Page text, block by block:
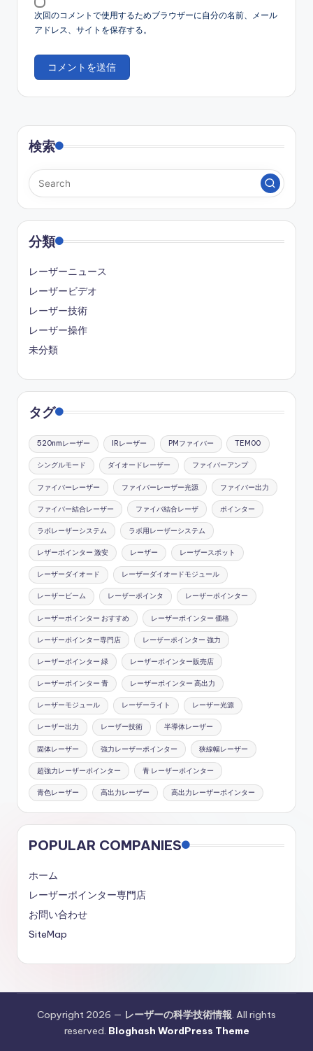
次回のコメントで使用するためブラウザーに自分の名前、メール
アドレス、サイトを保存する。
検索
分類
レーザーニュース
レーザービデオ
レーザー技術
レーザー操作
未分類
タグ
520nmレーザー IRレーザー PMファイバー TEM00
シングルモード ダイオードレーザー ファイバーアンプ
ファイバーレーザー ファイバーレーザー光源 ファイバー出力
ファイバー結合レーザー ファイバ結合レーザ ポインター
ラボレーザーシステム ラボ用レーザーシステム
レザーポインター 激安 レーザー レーザースポット
レーザーダイオード レーザーダイオードモジュール
レーザービーム レーザーポインタ レーザーポインター
レーザーポインター おすすめ レーザーポインター 価格
レーザーポインター専門店 レーザーポインター 強力
レーザーポインター 緑 レーザーポインター販売店
レーザーポインター 青 レーザーポインター 高出力
レーザーモジュール レーザーライト レーザー光源
レーザー出力 レーザー技術 半導体レーザー
固体レーザー 強力レーザーポインター 狭線幅レーザー
超強力レーザーポインター 青 レーザーポインター
青色レーザー 高出力レーザー 高出力レーザーポインター
POPULAR COMPANIES
ホーム
レーザーポインター専門店
お問い合わせ
SiteMap
Copyright 2026 — レーザーの科学技術情報. All rights
reserved. Bloghash WordPress Theme